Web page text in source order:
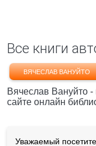
Все книги
ВЯЧЕСЛАВ ВАНУЙТО
Вячеслав Вануйто -
сайте онлайн
Уважаемый